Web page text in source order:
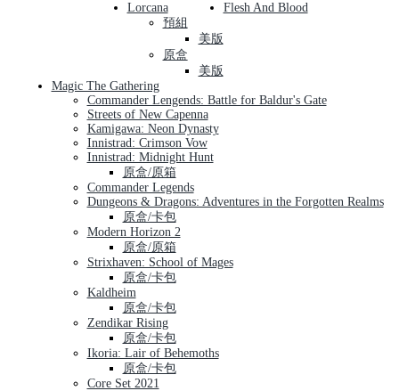
Lorcana
預組
美版
原盒
美版
Flesh And Blood
Magic The Gathering
Commander Lengends: Battle for Baldur's Gate
Streets of New Capenna
Kamigawa: Neon Dynasty
Innistrad: Crimson Vow
Innistrad: Midnight Hunt
原盒/原箱
Commander Legends
Dungeons & Dragons: Adventures in the Forgotten Realms
原盒/卡包
Modern Horizon 2
原盒/原箱
Strixhaven: School of Mages
原盒/卡包
Kaldheim
原盒/卡包
Zendikar Rising
原盒/卡包
Ikoria: Lair of Behemoths
原盒/卡包
Core Set 2021